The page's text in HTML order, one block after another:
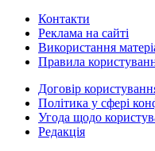
Контакти
Реклама на сайті
Використання
Правила
Договір
Політика у сфері
Угода щодо
Редакція